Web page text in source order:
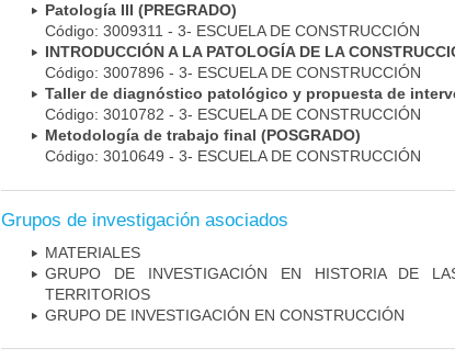
Patología III (PREGRADO)
Código: 3009311 - 3- ESCUELA DE CONSTRUCCIÓN
INTRODUCCIÓN A LA PATOLOGÍA DE LA
Código: 3007896 - 3- ESCUELA DE CONSTRUCCIÓN
Taller de diagnóstico patológico y propuesta de
Código: 3010782 - 3- ESCUELA DE CONSTRUCCIÓN
Metodología de trabajo final (POSGRADO)
Código: 3010649 - 3- ESCUELA DE CONSTRUCCIÓN
Grupos de investigación asociados
MATERIALES
GRUPO DE INVESTIGACIÓN EN HISTORIA DE
TERRITORIOS
GRUPO DE INVESTIGACIÓN EN CONSTRUCCIÓN